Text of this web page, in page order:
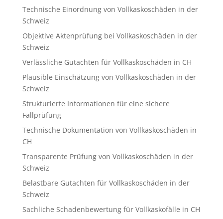
Technische Einordnung von Vollkaskoschäden in der
Schweiz
Objektive Aktenprüfung bei Vollkaskoschäden in der
Schweiz
Verlässliche Gutachten für Vollkaskoschäden in CH
Plausible Einschätzung von Vollkaskoschäden in der
Schweiz
Strukturierte Informationen für eine sichere
Fallprüfung
Technische Dokumentation von Vollkaskoschäden in
CH
Transparente Prüfung von Vollkaskoschäden in der
Schweiz
Belastbare Gutachten für Vollkaskoschäden in der
Schweiz
Sachliche Schadenbewertung für Vollkaskofälle in CH